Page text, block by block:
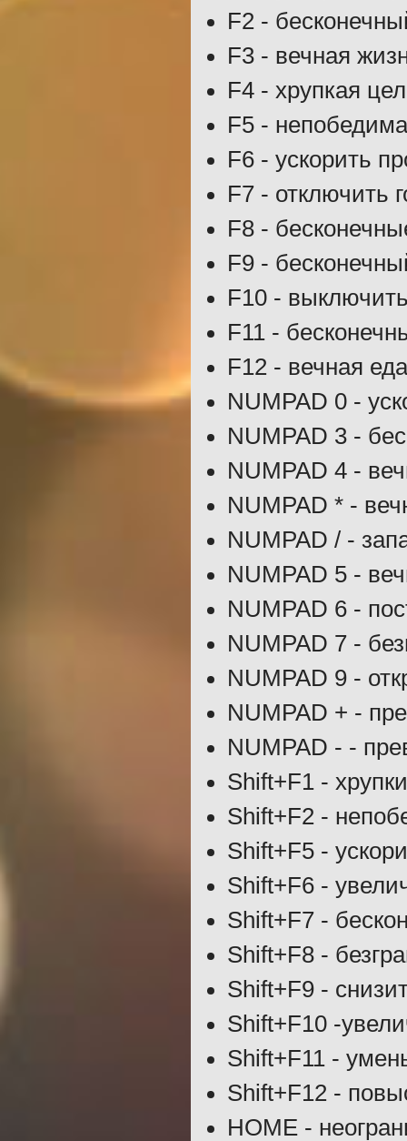
F2 -
F3 - вечная
F4 - хрупкая
F5 -
F6 - ускорить
F7 - отключить
F8 -
F9 -
F10 -
F11 -
F12 - вечная
NUMPAD 0 -
NUMPAD 3 -
NUMPAD 4 -
NUMPAD * -
NUMPAD / -
NUMPAD 5 -
NUMPAD 6 -
NUMPAD 7 -
NUMPAD 9 -
NUMPAD + -
NUMPAD - -
Shift+F1 -
Shift+F2 -
Shift+F5 -
Shift+F6 -
Shift+F7 -
Shift+F8 -
Shift+F9 -
Shift+F10 -
Shift+F11 -
Shift+F12 -
HOME -